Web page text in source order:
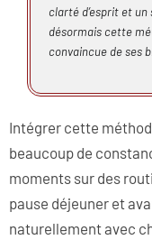
clarté d’esprit et
désormais cette
convaincue de ses
Intégrer cette
beaucoup de
moments sur des
pause déjeuner et
naturellement avec